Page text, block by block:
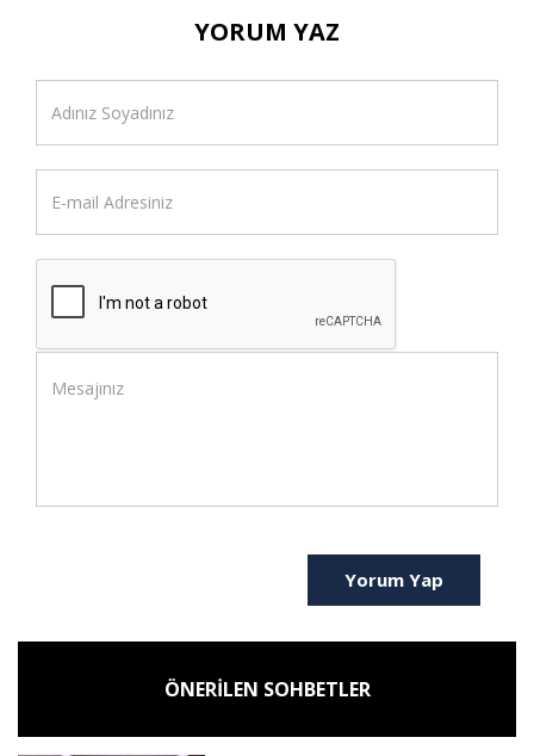
YORUM YAZ
Yorum Yap
ÖNERİLEN SOHBETLER